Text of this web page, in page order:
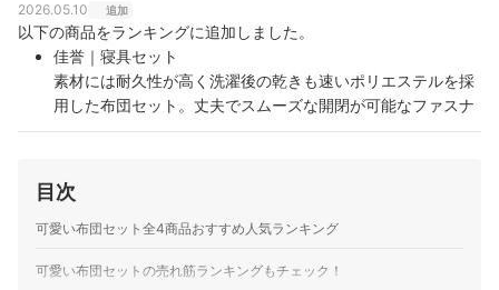
2026.05.10 追加
以下の商品をランキングに追加しました。
佳誉｜寝具セット
素材には耐久性が高く洗濯後の乾きも速いポリエステルを採
用した布団セット。丈夫でスムーズな開閉が可能なファスナ
ーにより布団の出し入れが容易です。掛け布団カバー・シー
PLEISE｜ベビー布団セット
保育士の監修のもと、赤ちゃんの快適な眠りと衛生面を追求
した5点セットです。10社以上の工場からサンプルを取り寄
両立。ミニサイズとレギュラーサイズの2展開があり、使用
目次
可愛い布団セット全4商品おすすめ人気ランキング
可愛い布団セットの売れ筋ランキングもチェック！